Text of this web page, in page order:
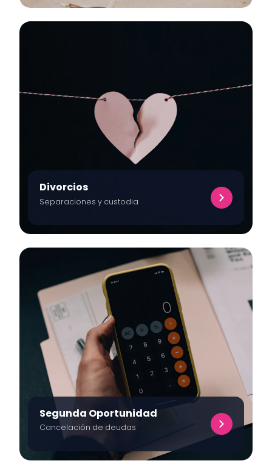
Divorcios
Separaciones y custodia
Segunda Oportunidad
Cancelación de deudas